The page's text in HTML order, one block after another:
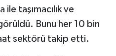
taşımacılık ve
Bunu her 10 bin
sektörü takip etti.